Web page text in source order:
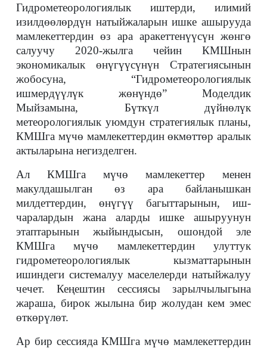
Гидрометеорологиялык иштерди, илимий
изилдөөлөрдүн натыйжаларын ишке ашырууда
мамлекеттердин өз ара аракеттенүүсүн жөнгө
салуучу 2020-жылга чейин КМШнын
экономикалык өнүгүүсүнүн Стратегиясынын
жобосуна, “Гидрометеорологиялык
ишмердүүлүк жөнүндө” Моделдик
Мыйзамына, Бүткүл дүйнөлүк
метеорологиялык уюмдун стратегиялык планы,
КМШга мүчө мамлекеттердин өкмөттөр аралык
актыларына негизделген.
Ал КМШга мүчө мамлекеттер менен
макулдашылган өз ара байланышкан
милдеттердин, өнүгүү багыттарынын, иш-
чаралардын жана аларды ишке ашыруунун
этаптарынын жыйындысын, ошондой эле
КМШга мүчө мамлекеттердин улуттук
гидрометеорологиялык кызматтарынын
ишиндеги системалуу маселелерди натыйжалуу
чечет. Кеңештин сессиясы зарылчылыгына
жараша, бирок жылына бир жолудан кем эмес
өткөрүлөт.
Ар бир сессияда КМШга мүчө мамлекеттердин